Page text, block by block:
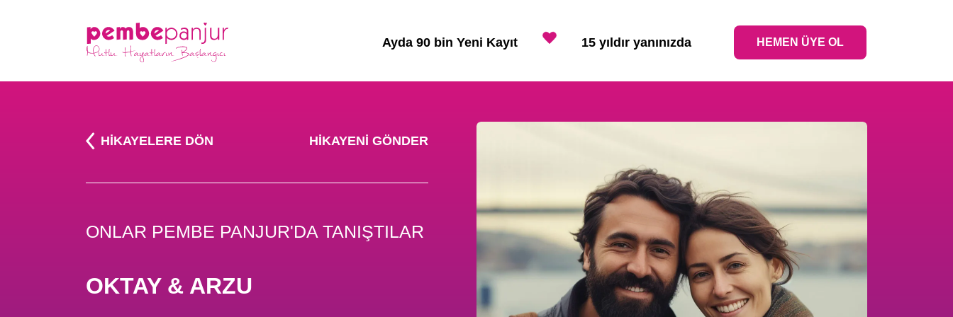
Ayda 90 bin Yeni Kayıt 15 yıldır yanınızda HEMEN ÜYE OL
HIKAYELERE DÖN HIKAYENI GÖNDER
ONLAR PEMBE PANJUR'DA TANIŞTILAR
OKTAY & ARZU